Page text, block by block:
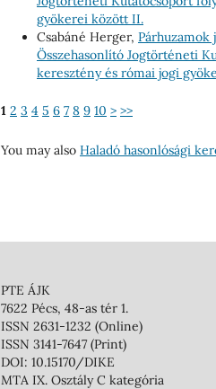
gyökerei között II.
Csabáné Herger,
Összehasonlító Jogtörténeti
keresztény és római jogi
1 2 3 4 5 6 7 8 9 10 > >>
You may also Haladó hasonlósági
PTE ÁJK
7622 Pécs, 48-as tér 1.
ISSN 2631-1232 (Online)
ISSN 3141-7647 (Print)
DOI: 10.15170/DIKE
MTA IX. Osztály C kategória